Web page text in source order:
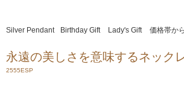
Silver Pendant Birthday Gift Lady's Gift 価格帯か
永遠の美しさを意味するネック
2555ESP